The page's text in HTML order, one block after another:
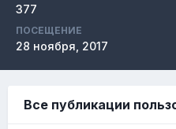
377
ПОСЕЩЕНИЕ
28 ноября, 2017
Все публикации